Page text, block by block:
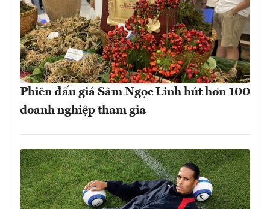
Phiên đấu giá Sâm Ngọc Linh hút hơn 100
doanh nghiệp tham gia